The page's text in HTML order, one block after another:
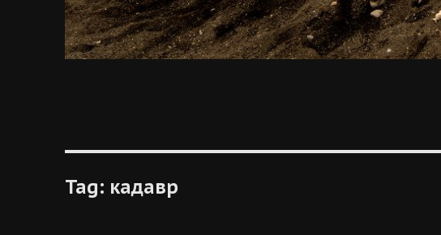
Tag: кадавр